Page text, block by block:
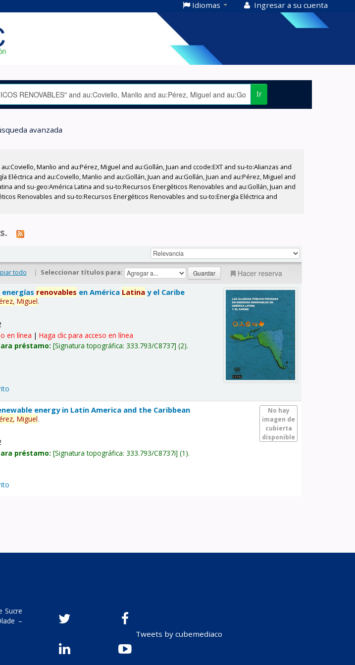
Idiomas Ingresar a su cuenta
Ir
avanzada
Manlio and au:Pérez, Miguel and au:Gollán, Juan and ccode:EXT and su-to:Alianzas and
and au:Coviello, Manlio and au:Gollán, Juan and au:Gollán, Juan and au:Pérez, Miguel and
and su-geo:América Latina and su-to:Recursos Energéticos Renovables and au:Gollán, Juan and
Renovables and su-to:Recursos Energéticos Renovables and su-to:Energía Eléctrica and
todo | Seleccionar títulos para: Hacer reserva
energías renovables en América Latina y el Caribe
Miguel.
en línea |Haga clic para acceso en línea
préstamo: Signatura topográfica:333.793/C8737 (2).
No hay
imagen de
cubierta
disponible
energy in Latin America and the Caribbean
Miguel.
préstamo: Signatura topográfica:333.793/C8737i (1).
Sucre
–
Tweets by cubemediaco